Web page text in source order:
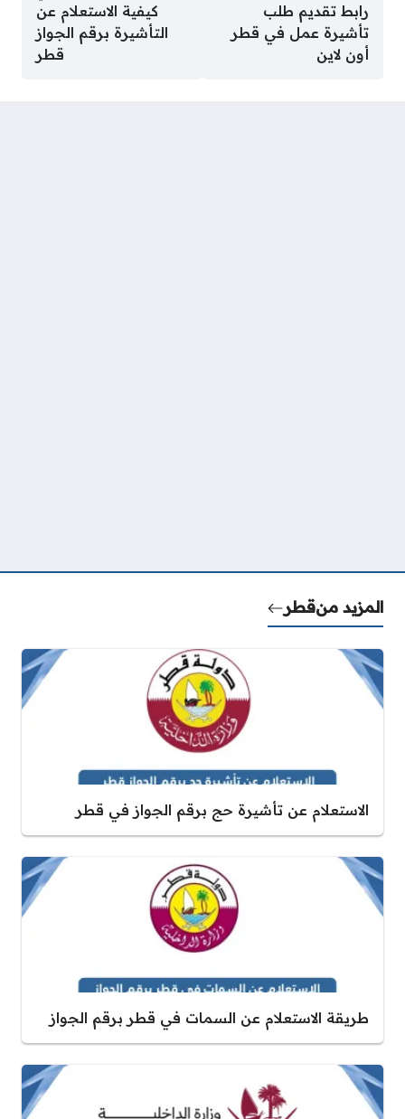
رابط تقديم طلب
تأشيرة عمل في قطر
أون لاين
كيفية الاستعلام عن
التأشيرة برقم الجواز
قطر
المزيد منقطر
الاستعلام عن تأشيرة حج برقم الجواز في قطر
طريقة الاستعلام عن السمات في قطر برقم الجواز